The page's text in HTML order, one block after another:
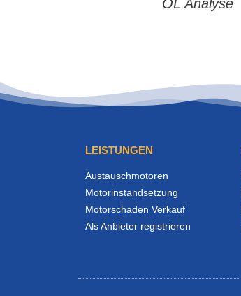
ÖL Analyse
LEISTUNGEN
Austauschmotoren
Motorinstandsetzung
Motorschaden Verkauf
Als Anbieter registrieren